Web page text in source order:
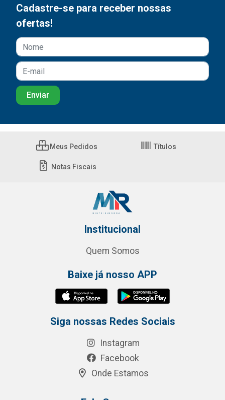
Cadastre-se para receber nossas
ofertas!
Meus Pedidos Títulos
Notas Fiscais
Institucional
Quem Somos
Baixe já nosso APP
Siga nossas Redes Sociais
Instagram
Facebook
Onde Estamos